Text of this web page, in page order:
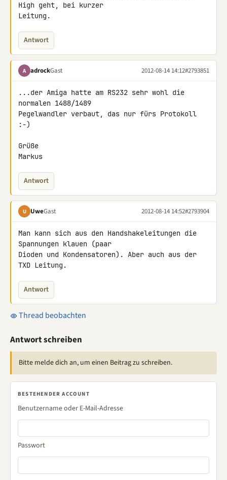
High geht, bei kurzer
Leitung.
Antwort
A adrockGast 2012-08-14 14:12#2793851
...der Amiga hatte am RS232 sehr wohl die
normalen 1488/1489
Pegelwandler verbaut, das nur fürs Protokoll
:-)
Grüße
Markus
Antwort
U UweGast 2012-08-14 14:52#2793904
Man kann sich aus den Handshakeleitungen die
Spannungen klauen (paar
Dioden und Kondensatoren). Aber auch aus der
TXD Leitung.
Antwort
Thread beobachten
Antwort schreiben
Bitte melde dich an, um einen Beitrag zu schreiben.
BESTEHENDER ACCOUNT
Benutzername oder E-Mail-Adresse
Passwort